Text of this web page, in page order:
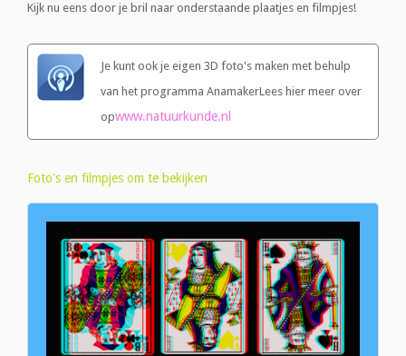
Kijk nu eens door je bril naar onderstaande plaatjes en filmpjes!
Je kunt ook je eigen 3D foto's maken met behulp
van het programma AnamakerLees hier meer over
opwww.natuurkunde.nl
Foto's en filmpjes om te bekijken